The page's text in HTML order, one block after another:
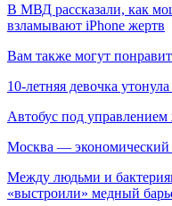
В МВД рассказали, как
взламывают iPhone жертв
Вам также могут
10-летняя девочка
Автобус под
Москва — экономический
Между людьми и
«выстроили» медный